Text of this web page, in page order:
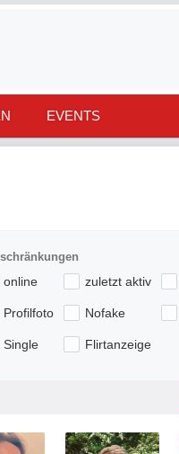
EVENTS
online
Profilfoto
Single
zuletzt aktiv
Nofake
Flirtanzeige